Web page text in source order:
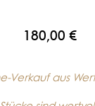
180,00 €
Verkauf aus